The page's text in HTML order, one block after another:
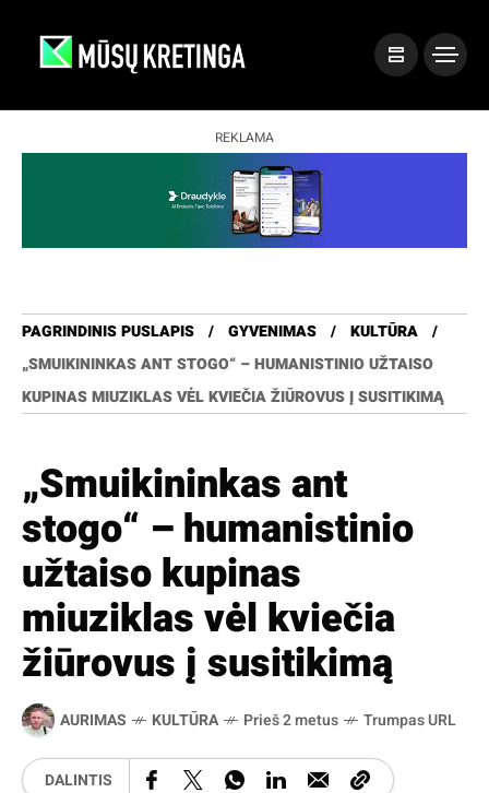
REKLAMA
PAGRINDINIS PUSLAPIS GYVENIMAS
KULTŪRA
„SMUIKININKAS ANT STOGO“ – HUMANISTINIO UŽTAISO
KUPINAS MIUZIKLAS VĖL KVIEČIA ŽIŪROVUS Į SUSITIKIMĄ
„Smuikininkas ant
stogo“ – humanistinio
užtaiso kupinas
miuziklas vėl kviečia
žiūrovus į susitikimą
AURIMAS KULTŪRA Prieš 2 metus Trumpas URL
DALINTIS